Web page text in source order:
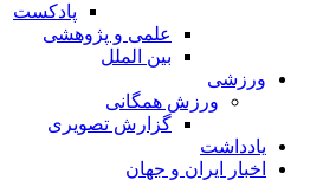
پادکست
علمی و پژوهشی
بین الملل
ورزشی
ورزش همگانی
گزارش تصویری
یادداشت
اخبار ایران و جهان